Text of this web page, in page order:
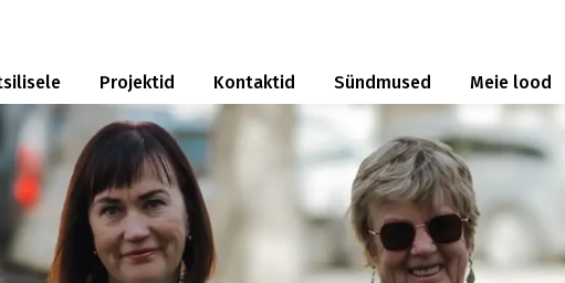
Projektid Kontaktid Sündmused Meie lood